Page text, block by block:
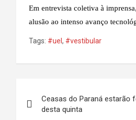
Em entrevista coletiva à
alusão ao intenso avanço
Tags: #uel , #vestibular
de
Ceasas do Paraná estarão
desta quinta